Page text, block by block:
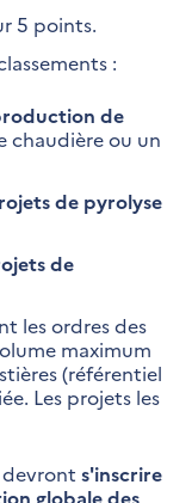
5 points.
:
de
chaudière ou un
de pyrolyse
de
les ordres des
maximum
(référentiel
Les projets les
devront s'inscrire
globale des